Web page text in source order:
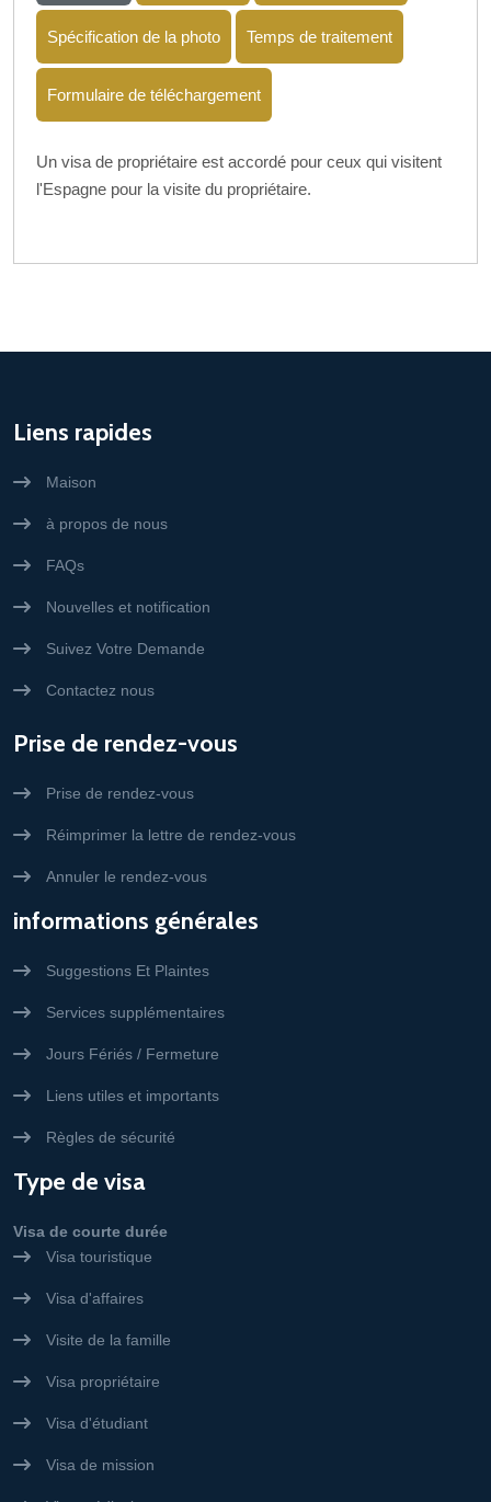
Spécification de la photo Temps de traitement
Formulaire de téléchargement
Un visa de propriétaire est accordé pour ceux qui visitent
l'Espagne pour la visite du propriétaire.
Liens rapides
Maison
à propos de nous
FAQs
Nouvelles et notification
Suivez Votre Demande
Contactez nous
Prise de rendez-vous
Prise de rendez-vous
Réimprimer la lettre de rendez-vous
Annuler le rendez-vous
informations générales
Suggestions Et Plaintes
Services supplémentaires
Jours Fériés / Fermeture
Liens utiles et importants
Règles de sécurité
Type de visa
Visa de courte durée
Visa touristique
Visa d'affaires
Visite de la famille
Visa propriétaire
Visa d'étudiant
Visa de mission